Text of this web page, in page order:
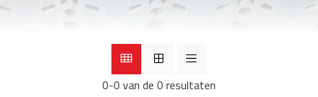
0-0 van de 0 resultaten